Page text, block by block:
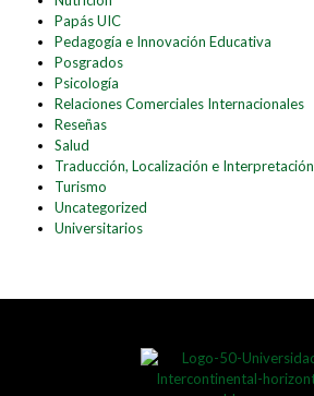
Papás UIC
Pedagogía e Innovación Educativa
Posgrados
Psicología
Relaciones Comerciales Internacionales
Reseñas
Salud
Traducción, Localización e Interpretación
Turismo
Uncategorized
Universitarios